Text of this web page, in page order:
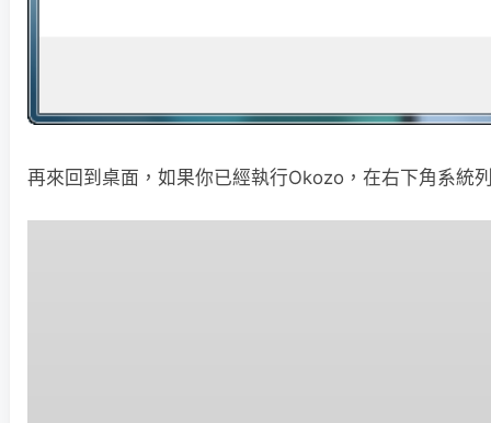
再來回到桌面，如果你已經執行Okozo，在右下角系統